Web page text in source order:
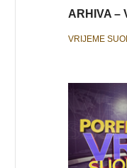
ARHIVA –
VRIJEME